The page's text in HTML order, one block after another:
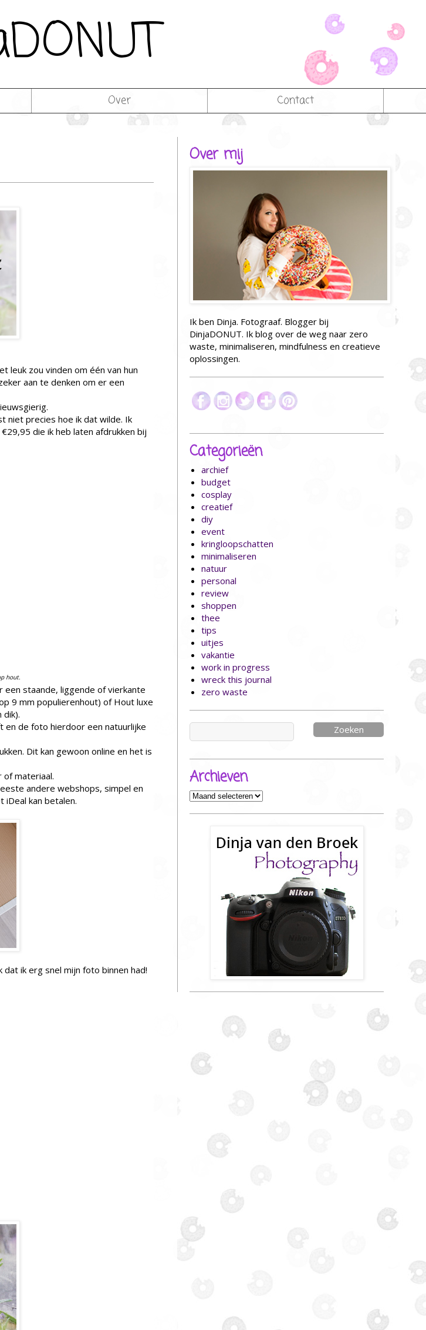
Over Contact
leuk zou vinden om één van hun
aan te denken om er een
niet precies hoe ik dat wilde. Ik
€29,95 die ik heb laten afdrukken bij
hout.
een staande, liggende of vierkante
9 mm populierenhout) of Hout luxe
dik).
en de foto hierdoor een natuurlijke
Dit kan gewoon online en het is
of materiaal.
andere webshops, simpel en
iDeal kan betalen.
ik erg snel mijn foto binnen had!
Over mij
Ik ben Dinja. Fotograaf. Blogger bij
DinjaDONUT. Ik blog over de weg naar zero
waste, minimaliseren, mindfulness en creatieve
oplossingen.
Categorieën
archief
budget
cosplay
creatief
diy
event
kringloopschatten
minimaliseren
natuur
personal
review
shoppen
thee
tips
uitjes
vakantie
work in progress
wreck this journal
zero waste
Zoeken
naar:
Archieven
Archieven